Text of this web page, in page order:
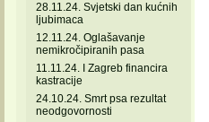
28.11.24. Svjetski dan kućnih
ljubimaca
12.11.24. Oglašavanje
nemikročipiranih pasa
11.11.24. I Zagreb financira
kastracije
24.10.24. Smrt psa rezultat
neodgovornosti